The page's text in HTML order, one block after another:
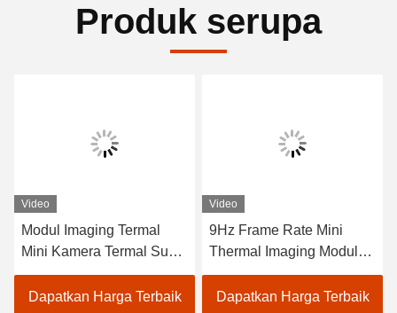
Produk serupa
Video
Modul Imaging Termal
Mini Kamera Termal Suhu
Tubuh -20C 50C Frame
Rate 9Hz untuk
Dapatkan Harga Terbaik
Video
9Hz Frame Rate Mini
Thermal Imaging Module
±2% Akurasi Jangkauan
Spektral 8-14μm Untuk
Dapatkan Harga Terbaik